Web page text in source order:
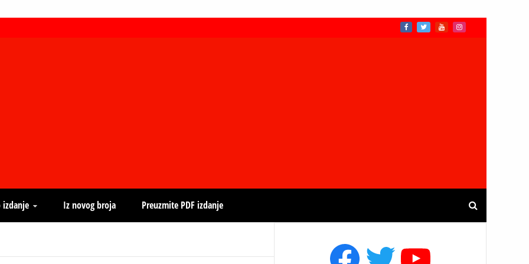
izdanje Iz novog broja Preuzmite PDF izdanje